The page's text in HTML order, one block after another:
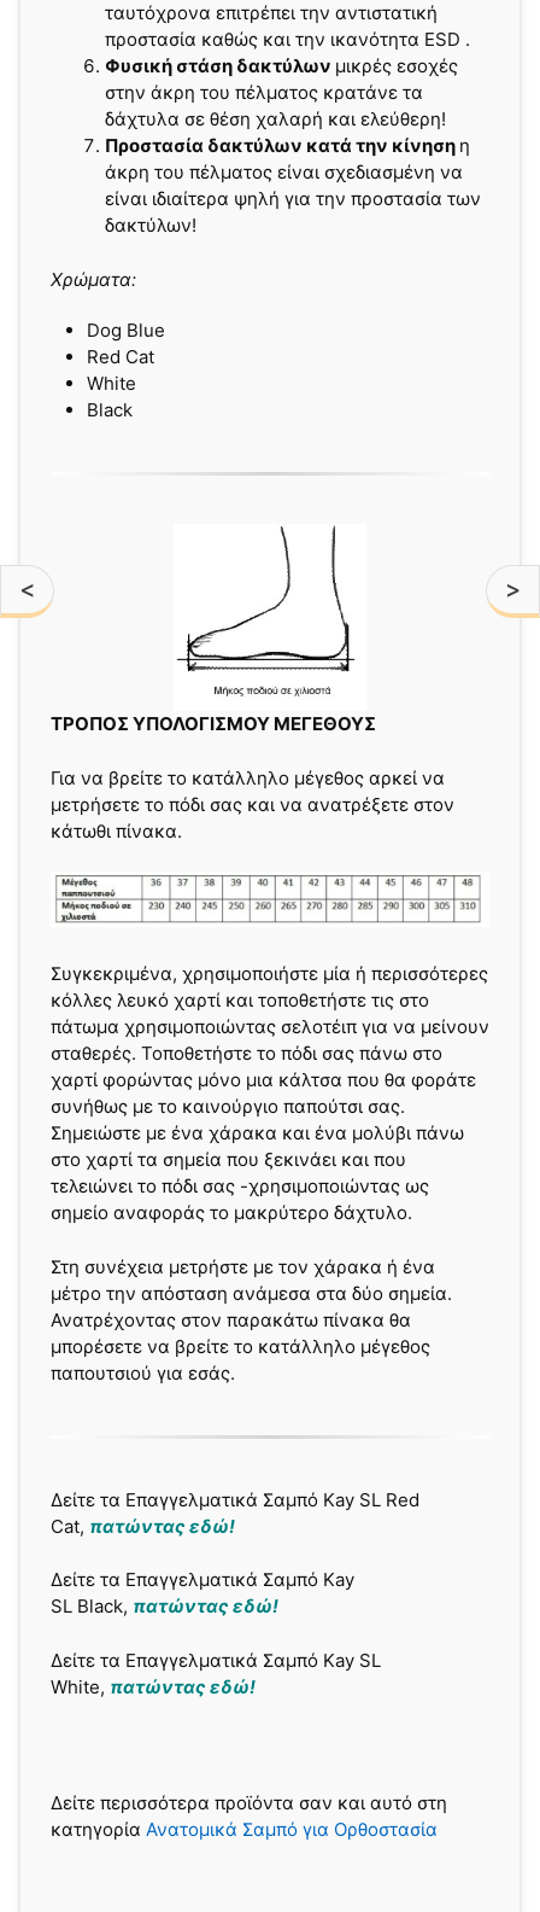
< >
ταυτόχρονα επιτρέπει την αντιστατική
προστασία καθώς και την ικανότητα ESD .
Φυσική στάση δακτύλων μικρές εσοχές
στην άκρη του πέλματος κρατάνε τα
δάχτυλα σε θέση χαλαρή και ελεύθερη!
Προστασία δακτύλων κατά την κίνηση η
άκρη του πέλματος είναι σχεδιασμένη να
είναι ιδιαίτερα ψηλή για την προστασία των
δακτύλων!
Χρώματα:
Dog Blue
Red Cat
White
Black
ΤΡΟΠΟΣ ΥΠΟΛΟΓΙΣΜΟΥ ΜΕΓΕΘΟΥΣ
Για να βρείτε το κατάλληλο μέγεθος αρκεί να
μετρήσετε το πόδι σας και να ανατρέξετε στον
κάτωθι πίνακα.
Συγκεκριμένα, χρησιμοποιήστε μία ή περισσότερες
κόλλες λευκό χαρτί και τοποθετήστε τις στο
πάτωμα χρησιμοποιώντας σελοτέιπ για να μείνουν
σταθερές. Τοποθετήστε το πόδι σας πάνω στο
χαρτί φορώντας μόνο μια κάλτσα που θα φοράτε
συνήθως με το καινούργιο παπούτσι σας.
Σημειώστε με ένα χάρακα και ένα μολύβι πάνω
στο χαρτί τα σημεία που ξεκινάει και που
τελειώνει το πόδι σας -χρησιμοποιώντας ως
σημείο αναφοράς το μακρύτερο δάχτυλο.
Στη συνέχεια μετρήστε με τον χάρακα ή ένα
μέτρο την απόσταση ανάμεσα στα δύο σημεία.
Ανατρέχοντας στον παρακάτω πίνακα θα
μπορέσετε να βρείτε το κατάλληλο μέγεθος
παπουτσιού για εσάς.
Δείτε τα Επαγγελματικά Σαμπό Kay SL Red
Cat, πατώντας εδώ!
Δείτε τα Επαγγελματικά Σαμπό Kay
SL Black, πατώντας εδώ!
Δείτε τα Επαγγελματικά Σαμπό Kay SL
White, πατώντας εδώ!
Δείτε περισσότερα προϊόντα σαν και αυτό στη
κατηγορία Ανατομικά Σαμπό για Ορθοστασία